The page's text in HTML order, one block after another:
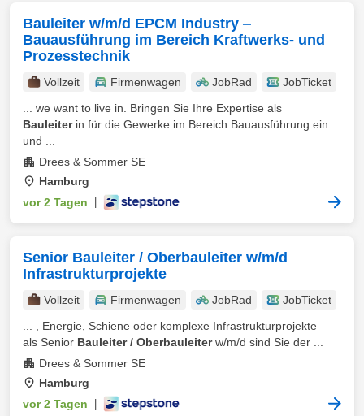
Bauleiter w/m/d EPCM Industry ‒
Bauausführung im Bereich Kraftwerks- und
Prozesstechnik
Vollzeit Firmenwagen JobRad
JobTicket
... we want to live in. Bringen Sie Ihre Expertise als
Bauleiter:in für die Gewerke im Bereich Bauausführung ein
und ...
Drees & Sommer SE
Hamburg
vor 2 Tagen
Senior Bauleiter / Oberbauleiter w/m/d
Infrastrukturprojekte
Vollzeit Firmenwagen JobRad
JobTicket
... , Energie, Schiene oder komplexe Infrastrukturprojekte –
als Senior Bauleiter / Oberbauleiterw/m/d sind Sie der ...
Drees & Sommer SE
Hamburg
vor 2 Tagen